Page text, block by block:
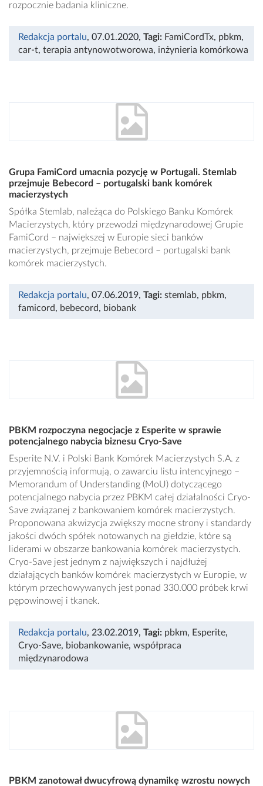
rozpocznie badania kliniczne.
Redakcja portalu, 07.01.2020, Tagi: FamiCordTx, pbkm,
car-t, terapia antynowotworowa, inżynieria komórkowa
Grupa FamiCord umacnia pozycję w Portugali. Stemlab
przejmuje Bebecord – portugalski bank komórek
macierzystych
Spółka Stemlab, należąca do Polskiego Banku Komórek
Macierzystych, który przewodzi międzynarodowej Grupie
FamiCord – największej w Europie sieci banków
macierzystych, przejmuje Bebecord – portugalski bank
komórek macierzystych.
Redakcja portalu, 07.06.2019, Tagi: stemlab, pbkm,
famicord, bebecord, biobank
PBKM rozpoczyna negocjacje z Esperite w sprawie
potencjalnego nabycia biznesu Cryo-Save
Esperite N.V. i Polski Bank Komórek Macierzystych S.A. z
przyjemnością informują, o zawarciu listu intencyjnego –
Memorandum of Understanding (MoU) dotyczącego
potencjalnego nabycia przez PBKM całej działalności Cryo-
Save związanej z bankowaniem komórek macierzystych.
Proponowana akwizycja zwiększy mocne strony i standardy
jakości dwóch spółek notowanych na giełdzie, które są
liderami w obszarze bankowania komórek macierzystych.
Cryo-Save jest jednym z największych i najdłużej
działających banków komórek macierzystych w Europie, w
którym przechowywanych jest ponad 330.000 próbek krwi
pępowinowej i tkanek.
Redakcja portalu, 23.02.2019, Tagi: pbkm, Esperite,
Cryo-Save, biobankowanie, współpraca
międzynarodowa
PBKM zanotował dwucyfrową dynamikę wzrostu nowych